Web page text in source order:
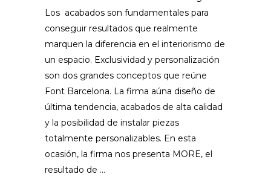
Los acabados son fundamentales para
conseguir resultados que realmente
marquen la diferencia en el interiorismo de
un espacio. Exclusividad y personalización
son dos grandes conceptos que reúne
Font Barcelona. La firma aúna diseño de
última tendencia, acabados de alta calidad
y la posibilidad de instalar piezas
totalmente personalizables. En esta
ocasión, la firma nos presenta MORE, el
resultado de